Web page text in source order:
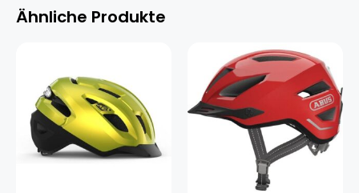
Ähnliche Produkte